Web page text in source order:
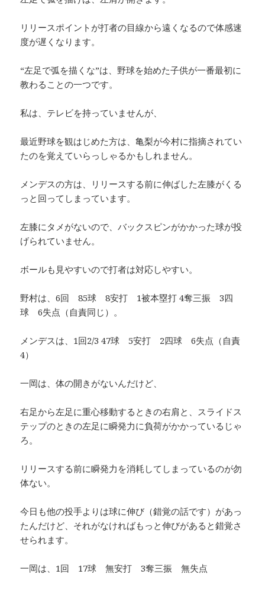
リリースポイントが打者の目線から遠くなるので体感速
度が遅くなります。
“左足で弧を描くな”は、野球を始めた子供が一番最初に
教わることの一つです。
私は、テレビを持っていませんが、
最近野球を観はじめた方は、亀梨が今村に指摘されてい
たのを覚えていらっしゃるかもしれません。
メンデスの方は、リリースする前に伸ばした左膝がくる
っと回ってしまっています。
左膝にタメがないので、バックスピンがかかった球が投
げられていません。
ボールも見やすいので打者は対応しやすい。
野村は、6回 85球 8安打 1被本塁打 4奪三振 3四
球 6失点（自責同じ）。
メンデスは、1回2/3 47球 5安打 2四球 6失点（自責
4）
一岡は、体の開きがないんだけど、
右足から左足に重心移動するときの右肩と、スライドス
テップのときの左足に瞬発力に負荷がかかっているじゃ
ろ。
リリースする前に瞬発力を消耗してしまっているのが勿
体ない。
今日も他の投手よりは球に伸び（錯覚の話です）があっ
たんだけど、それがなければもっと伸びがあると錯覚さ
せられます。
一岡は、1回 17球 無安打 3奪三振 無失点